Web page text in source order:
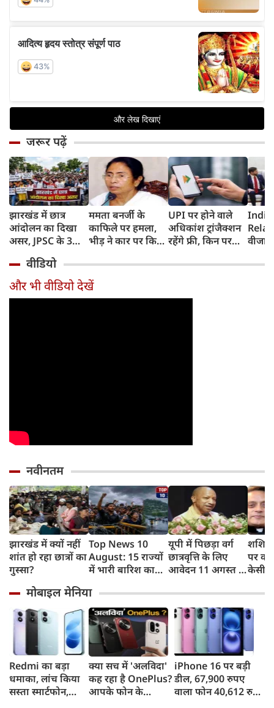
जरूर पढ़ें
झारखंड में छात्र
आंदोलन का दिखा
असर, JPSC के 3
इस्‍तीफा, प्रदर्शन को
लेकर क्या बोले CM
हेमंत सोरेन?
ममता बनर्जी के
काफिले पर हमला,
भीड़ ने कार पर किया
पुलिस पर लगा यह
आरोप
UPI पर होने वाले
अधिकांश ट्रांजैक्शन
रहेंगे फ्री, किन पर
ने दिया बड़ा अपडेट
वीजा
वीडियो
और भी वीडियो देखें
नवीनतम
झारखंड में क्यों नहीं
शांत हो रहा छात्रों का
गुस्सा?
Top News 10
August: 15 राज्यों
में भारी बारिश का
आज छात्रों का
विधानसभा मार्च
यूपी में पिछड़ा वर्ग
छात्रवृत्ति के लिए
आवेदन 11 अगस्त से,
तिथि, योगी सरकार में
छात्रों को मिला
मजबूत सहारा
शशि
पर
केसी
ने
मोबाइल मेनिया
Redmi का बड़ा
धमाका, लांच किया
सस्ता स्मार्टफोन,
क्या सच में 'अलविदा'
कह रहा है OnePlus?
आपके फोन के
iPhone 16 पर बड़ी
डील, 67,900 रुपए
वाला फोन 40,612 रुपए